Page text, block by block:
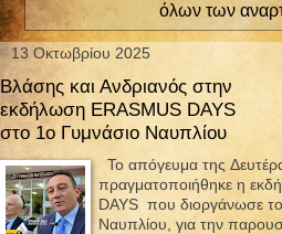
όλων των
13 Οκτωβρίου 2025
Βλάσης και Ανδριανός στην
εκδήλωση ERASMUS DAYS
στο 1ο Γυμνάσιο Ναυπλίου
Το απόγευμα της
πραγματοποιήθηκε η
DAYS που διοργάνωσε
Ναυπλίου, για την